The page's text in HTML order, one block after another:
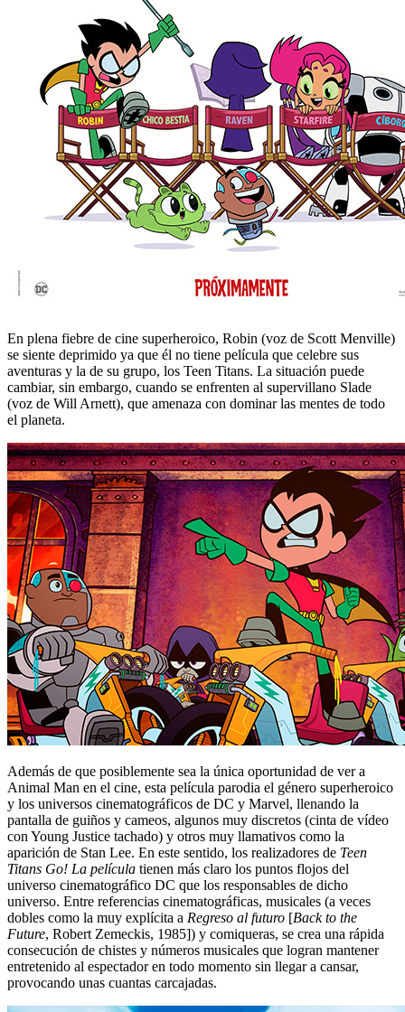
En plena fiebre de cine superheroico, Robin (voz de Scott Menville)
se siente deprimido ya que él no tiene película que celebre sus
aventuras y la de su grupo, los Teen Titans. La situación puede
cambiar, sin embargo, cuando se enfrenten al supervillano Slade
(voz de Will Arnett), que amenaza con dominar las mentes de todo
el planeta.
Además de que posiblemente sea la única oportunidad de ver a
Animal Man en el cine, esta película parodia el género superheroico
y los universos cinematográficos de DC y Marvel, llenando la
pantalla de guiños y cameos, algunos muy discretos (cinta de vídeo
con Young Justice tachado) y otros muy llamativos como la
aparición de Stan Lee. En este sentido, los realizadores de Teen
Titans Go! La película tienen más claro los puntos flojos del
universo cinematográfico DC que los responsables de dicho
universo. Entre referencias cinematográficas, musicales (a veces
dobles como la muy explícita a Regreso al futuro [Back to the
Future, Robert Zemeckis, 1985]) y comiqueras, se crea una rápida
consecución de chistes y números musicales que logran mantener
entretenido al espectador en todo momento sin llegar a cansar,
provocando unas cuantas carcajadas.